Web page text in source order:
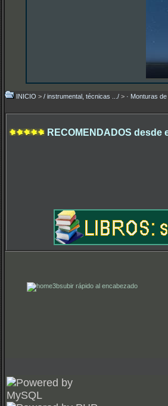
INICIO > / instrumental, técnicas .../ > · Monturas
RECOMENDADOS
subir rápido al encabezado